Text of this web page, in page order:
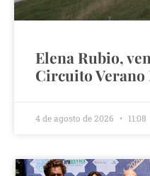
Elena Rubio,
Circuito Verano
4 de agosto de 2026 11:08